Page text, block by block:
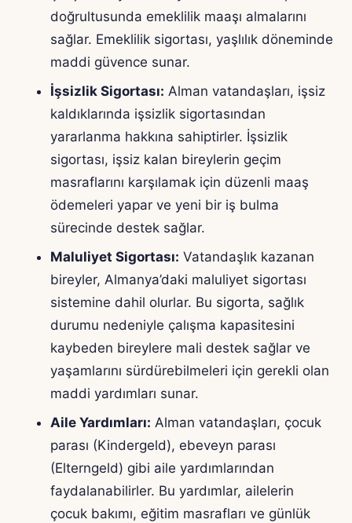
doğrultusunda emeklilik maaşı almalarını
sağlar. Emeklilik sigortası, yaşlılık döneminde
maddi güvence sunar.
İşsizlik Sigortası: Alman vatandaşları, işsiz
kaldıklarında işsizlik sigortasından
yararlanma hakkına sahiptirler. İşsizlik
sigortası, işsiz kalan bireylerin geçim
masraflarını karşılamak için düzenli maaş
ödemeleri yapar ve yeni bir iş bulma
sürecinde destek sağlar.
Maluliyet Sigortası: Vatandaşlık kazanan
bireyler, Almanya’daki maluliyet sigortası
sistemine dahil olurlar. Bu sigorta, sağlık
durumu nedeniyle çalışma kapasitesini
kaybeden bireylere mali destek sağlar ve
yaşamlarını sürdürebilmeleri için gerekli olan
maddi yardımları sunar.
Aile Yardımları: Alman vatandaşları, çocuk
parası (Kindergeld), ebeveyn parası
(Elterngeld) gibi aile yardımlarından
faydalanabilirler. Bu yardımlar, ailelerin
çocuk bakımı, eğitim masrafları ve günlük